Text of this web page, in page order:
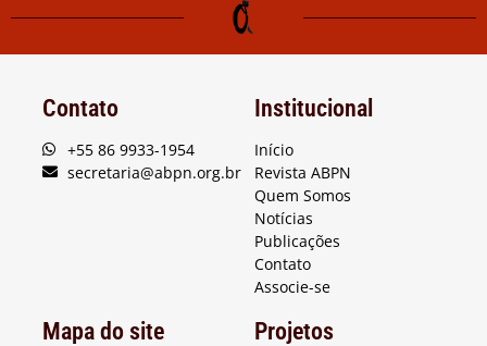
Contato
+55 86 9933-1954
secretaria@abpn.org.br
Institucional
Início
Revista ABPN
Quem Somos
Notícias
Publicações
Contato
Associe-se
Mapa do site Projetos